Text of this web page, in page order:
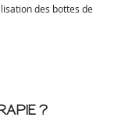
des bottes de
?